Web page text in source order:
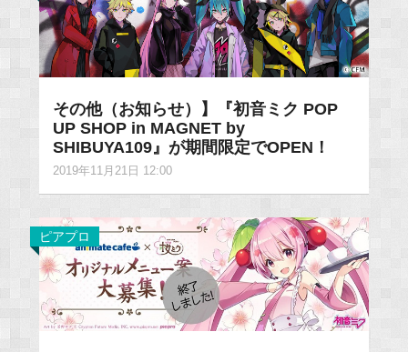
その他（お知らせ）】『初音ミク POP
UP SHOP in MAGNET by
SHIBUYA109』が期間限定でOPEN！
2019年11月21日 12:00
ピアプロ